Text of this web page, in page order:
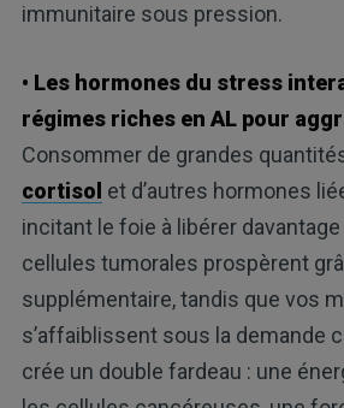
immunitaire sous pression.
• Les hormones du stress
régimes riches en AL pour
Consommer de grandes quantités
cortisol et d’autres hormones
incitant le foie à libérer
cellules tumorales prospèrent
supplémentaire, tandis que vos
s’affaiblissent sous la demande
crée un double fardeau : une